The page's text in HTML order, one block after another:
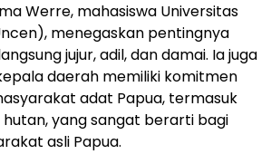
Werre, mahasiswa Universitas
menegaskan pentingnya
jujur, adil, dan damai. Ia juga
daerah memiliki komitmen
adat Papua, termasuk
yang sangat berarti bagi
asli Papua.